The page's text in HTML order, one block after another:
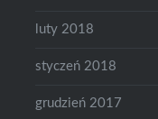
luty 2018
styczeń 2018
grudzień 2017